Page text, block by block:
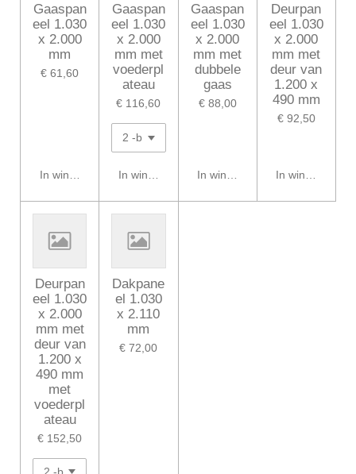
Gaaspan
eel 1.030
x 2.000
mm
€ 61,60
In winkelwagen
Gaaspan
eel 1.030
x 2.000
mm met
voederpl
ateau
€ 116,60
In winkelwagen
Gaaspan
eel 1.030
x 2.000
mm met
dubbele
gaas
€ 88,00
In winkelwagen
Deurpan
eel 1.030
x 2.000
mm met
deur van
1.200 x
490 mm
€ 92,50
In winkelwagen
Deurpan
eel 1.030
x 2.000
mm met
deur van
1.200 x
490 mm
met
voederpl
ateau
€ 152,50
Dakpane
el 1.030
x 2.110
mm
€ 72,00